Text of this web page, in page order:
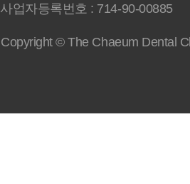
사업자등록번호 : 714-90-00885
Copyright © The Chaeum Dental